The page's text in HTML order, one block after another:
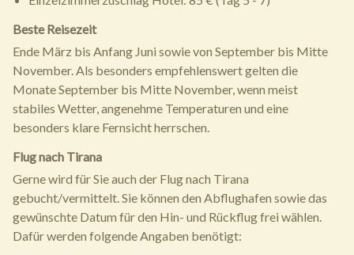
Beste Reisezeit
Ende März bis Anfang Juni sowie von September bis Mitte
November. Als besonders empfehlenswert gelten die
Monate September bis Mitte November, wenn meist
stabiles Wetter, angenehme Temperaturen und eine
besonders klare Fernsicht herrschen.
Flug nach Tirana
Gerne wird für Sie auch der Flug nach Tirana
gebucht/vermittelt. Sie können den Abflughafen sowie das
gewünschte Datum für den Hin- und Rückflug frei wählen.
Dafür werden folgende Angaben benötigt: